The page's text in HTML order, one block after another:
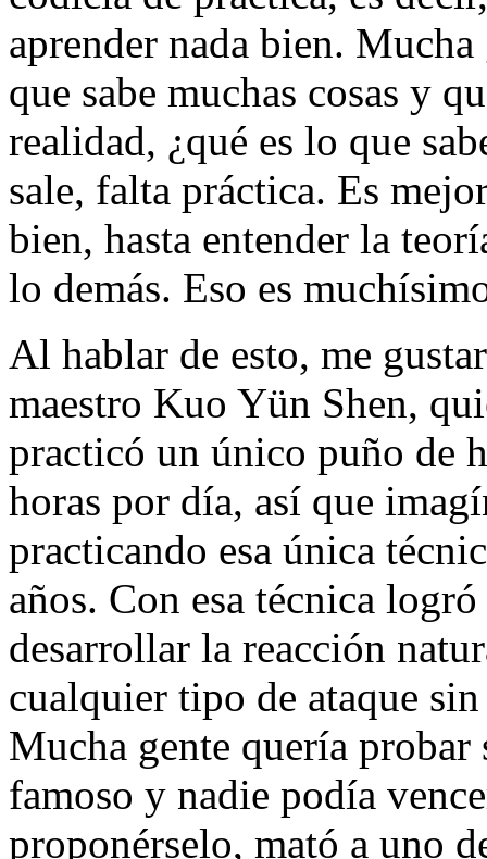
aprender nada bien. Mucha
que sabe muchas cosas y
realidad, ¿qué es lo que
sale, falta práctica. Es
bien, hasta entender la
lo demás. Eso es
Al hablar de esto, me
maestro Kuo Yün Shen,
practicó un único puño de
horas por día, así que
practicando esa única
años. Con esa técnica
desarrollar la reacción
cualquier tipo de ataque
Mucha gente quería probar
famoso y nadie podía
proponérselo, mató a uno